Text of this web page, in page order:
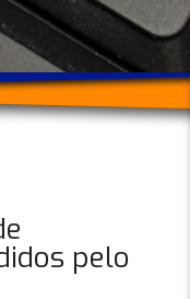
pelo